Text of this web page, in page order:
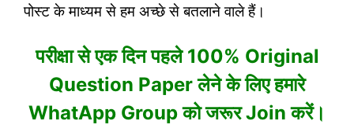
पोस्ट के माध्यम से हम अच्छे से बतलाने वाले हैं।
परीक्षा से एक दिन पहले 100% Original
Question Paper लेने के लिए हमारे
WhatApp Group को जरूर Join करें।